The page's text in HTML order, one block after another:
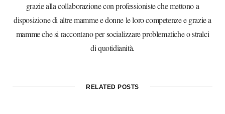
grazie alla collaborazione con professioniste che mettono a
disposizione di altre mamme e donne le loro competenze e grazie a
mamme che si raccontano per socializzare problematiche o stralci
di quotidianità.
RELATED POSTS